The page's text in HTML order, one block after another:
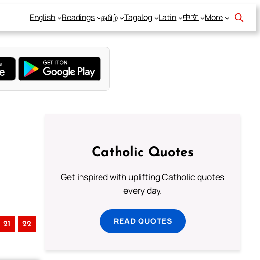
English Readings தமிழ் Tagalog Latin 中文 More
21 22
Catholic Quotes
Get inspired with uplifting Catholic quotes
every day.
READ QUOTES